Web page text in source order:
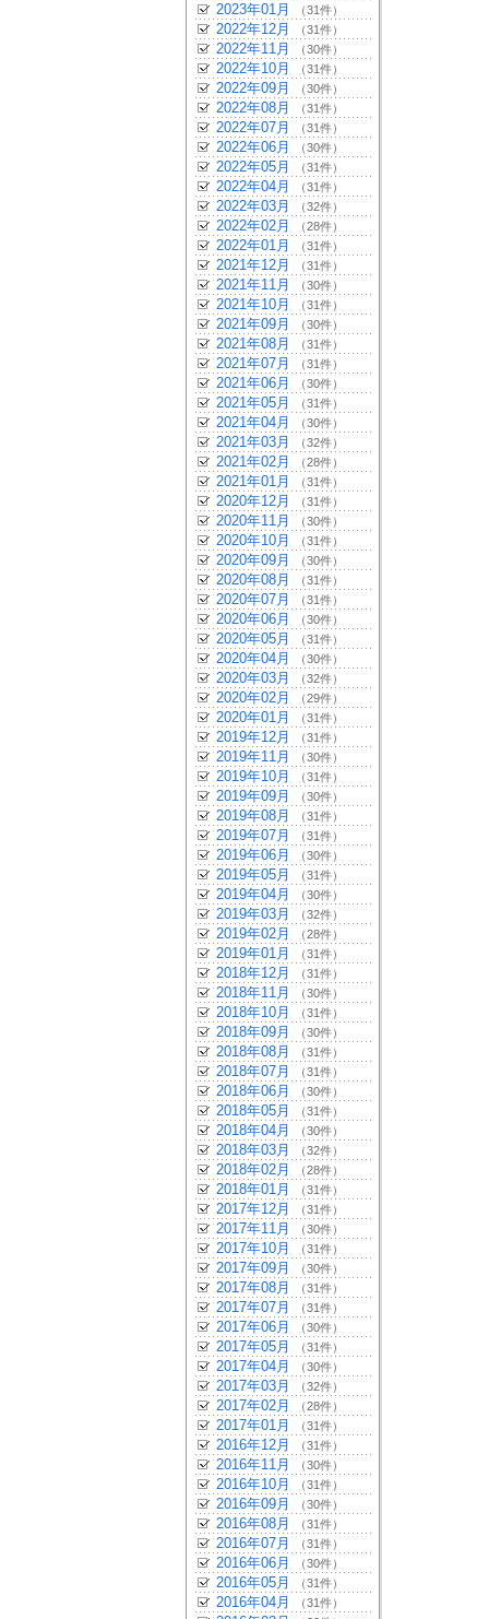
2023年01月 （31件）
2022年12月 （31件）
2022年11月 （30件）
2022年10月 （31件）
2022年09月 （30件）
2022年08月 （31件）
2022年07月 （31件）
2022年06月 （30件）
2022年05月 （31件）
2022年04月 （31件）
2022年03月 （32件）
2022年02月 （28件）
2022年01月 （31件）
2021年12月 （31件）
2021年11月 （30件）
2021年10月 （31件）
2021年09月 （30件）
2021年08月 （31件）
2021年07月 （31件）
2021年06月 （30件）
2021年05月 （31件）
2021年04月 （30件）
2021年03月 （32件）
2021年02月 （28件）
2021年01月 （31件）
2020年12月 （31件）
2020年11月 （30件）
2020年10月 （31件）
2020年09月 （30件）
2020年08月 （31件）
2020年07月 （31件）
2020年06月 （30件）
2020年05月 （31件）
2020年04月 （30件）
2020年03月 （32件）
2020年02月 （29件）
2020年01月 （31件）
2019年12月 （31件）
2019年11月 （30件）
2019年10月 （31件）
2019年09月 （30件）
2019年08月 （31件）
2019年07月 （31件）
2019年06月 （30件）
2019年05月 （31件）
2019年04月 （30件）
2019年03月 （32件）
2019年02月 （28件）
2019年01月 （31件）
2018年12月 （31件）
2018年11月 （30件）
2018年10月 （31件）
2018年09月 （30件）
2018年08月 （31件）
2018年07月 （31件）
2018年06月 （30件）
2018年05月 （31件）
2018年04月 （30件）
2018年03月 （32件）
2018年02月 （28件）
2018年01月 （31件）
2017年12月 （31件）
2017年11月 （30件）
2017年10月 （31件）
2017年09月 （30件）
2017年08月 （31件）
2017年07月 （31件）
2017年06月 （30件）
2017年05月 （31件）
2017年04月 （30件）
2017年03月 （32件）
2017年02月 （28件）
2017年01月 （31件）
2016年12月 （31件）
2016年11月 （30件）
2016年10月 （31件）
2016年09月 （30件）
2016年08月 （31件）
2016年07月 （31件）
2016年06月 （30件）
2016年05月 （31件）
2016年04月 （31件）